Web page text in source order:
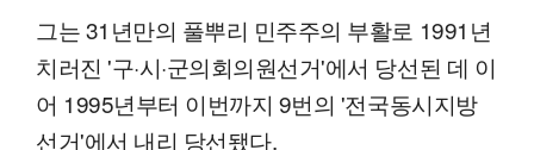
그는 31년만의 풀뿌리 민주주의 부활로 1991년
치러진 '구·시·군의회의원선거'에서 당선된 데 이
어 1995년부터 이번까지 9번의 '전국동시지방
선거'에서 내리 당선됐다.